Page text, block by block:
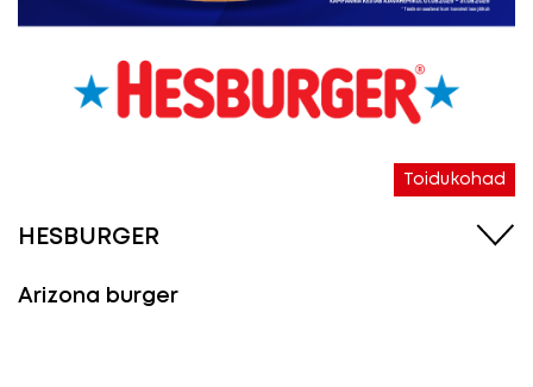
Toidukohad
HESBURGER
Arizona burger